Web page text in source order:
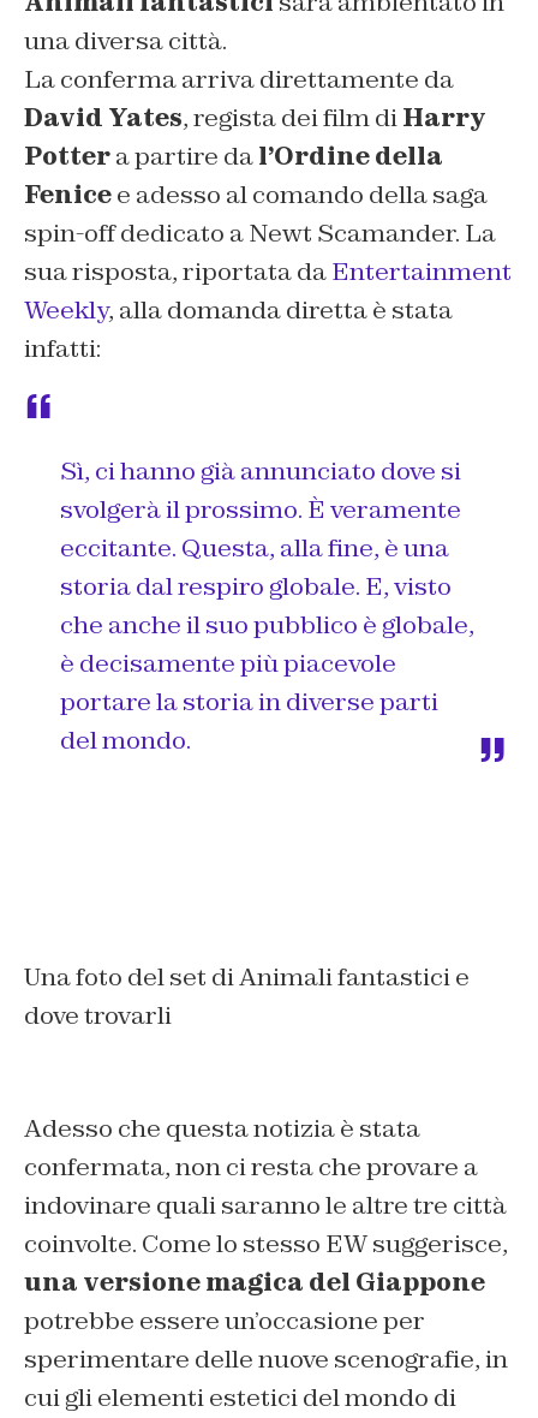
una diversa città.
La conferma arriva direttamente da
David Yates, regista dei film diHarry
Pottera partire dal’Ordine della
Fenicee adesso al comando della saga
spin-off dedicato a Newt Scamander. La
sua risposta, riportata daEntertainment
Weekly, alla domanda diretta è stata
infatti:
Sì, ci hanno già annunciato dove si
svolgerà il prossimo. È veramente
eccitante. Questa, alla fine, è una
storia dal respiro globale. E, visto
che anche il suo pubblico è globale,
è decisamente più piacevole
portare la storia in diverse parti
del mondo.
Una foto del set di Animali fantastici e
dove trovarli
Adesso che questa notizia è stata
confermata, non ci resta che provare a
indovinare quali saranno le altre tre città
coinvolte. Come lo stesso EW suggerisce,
una versione magica del Giappone
potrebbe essere un’occasione per
sperimentare delle nuove scenografie, in
cui gli elementi estetici del mondo di